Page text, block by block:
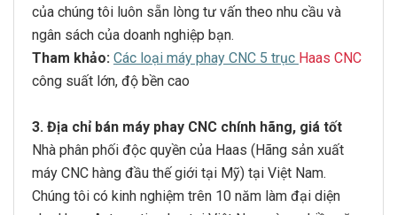
của chúng tôi luôn sẵn lòng tư vấn theo nhu cầu và
ngân sách của doanh nghiệp bạn.
Tham khảo: Các loại máy phay CNC 5 trục Haas CNC
công suất lớn, độ bền cao
3. Địa chỉ bán máy phay CNC chính hãng, giá tốt
Nhà phân phối độc quyền của Haas (Hãng sản xuất
máy CNC hàng đầu thế giới tại Mỹ) tại Việt Nam.
Chúng tôi có kinh nghiệm trên 10 năm làm đại diện